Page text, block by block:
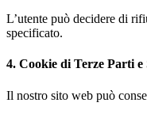
L’utente può decidere di
specificato.
4. Cookie di Terze Parti e
Il nostro sito web può